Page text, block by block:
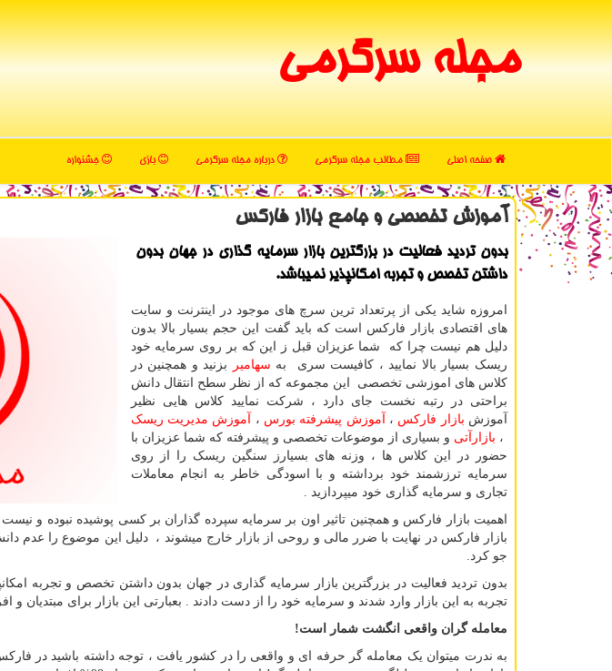
مجله سرگرمی
صفحه اصلی مطالب مجله سرگرمی درباره مجله سرگرمی بازی جشنواره
آموزش تخصصی و جامع بازار فاركس
بدون تردید فعالیت در بزرگترین بازار سرمایه گذاری در جهان بدون
داشتن تخصص و تجربه امكانپذیر نمیباشد.
امروزه شاید یکی از پرتعداد ترین سرچ های موجود در اینترنت و سایت
های اقتصادی بازار فارکس است که باید گفت این حجم بسیار بالا بدون
دلیل هم نیست چرا که شما عزیزان قبل ز این که بر روی سرمایه خود
ریسک بسیار بالا نمایید ، کافیست سری به سهامیر
بزنید و همچنین در
کلاس های اموزشی تخصصی این مجموعه که از نظر سطح انتقال دانش
براحتی در رتبه نخست جای دارد ، شرکت نمایید کلاس هایی نظیر
آموزش بازار فارکس ، آموزش پیشرفته بورس ،
آموزش مدیریت ریسک
، بازارآتی و بسیاری از موضوعات تخصصی و پیشرفته که شما عزیزان با
حضور در این کلاس ها ، وزنه های بسیارز سنگین ریسک را از روی
سرمایه ترزشمند خود برداشته و با اسودگی خاطر به انجام معاملات
تجاری و سرمایه گذاری خود میپردازید .
بازار فارکس در نهایت با ضرر مالی و روحی از بازار خارج میشوند ، دلیل این موضوع را عدم
جو کرد.
بدون تردید فعالیت در بزرگترین بازار سرمایه گذاری در جهان بدون داشتن تخصص و تجربه
تجربه به این بازار وارد شدند و سرمایه خود را از دست دادند . بعبارتی این بازار برای مبتدیان
معامله گران واقعی انگشت شمار است!